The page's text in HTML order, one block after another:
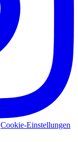
Cookie-Einstellungen